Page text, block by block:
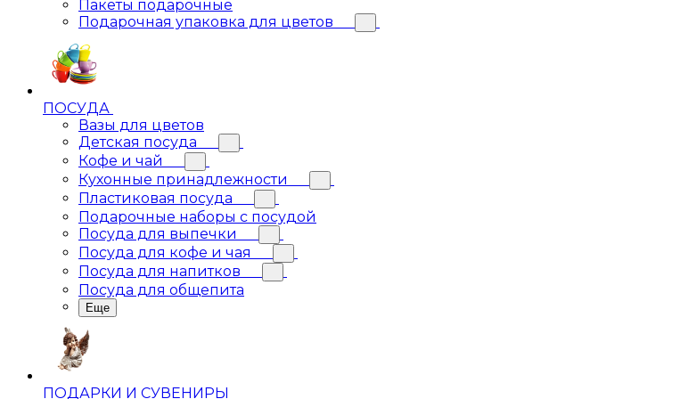
Пакеты подарочные
Подарочная упаковка для цветов
ПОСУДА
Вазы для цветов
Детская посуда
Кофе и чай
Кухонные принадлежности
Пластиковая посуда
Подарочные наборы с посудой
Посуда для выпечки
Посуда для кофе и чая
Посуда для напитков
Посуда для общепита
Еще
ПОДАРКИ И СУВЕНИРЫ